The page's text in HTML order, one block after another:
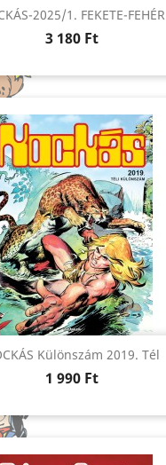
2025/1. FEKETE-FEHÉR
Ár
3 180 Ft
Különszám 2019. Tél
Ár
1 990 Ft